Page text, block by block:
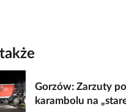
Gorzów: Zarzuty
karambolu na